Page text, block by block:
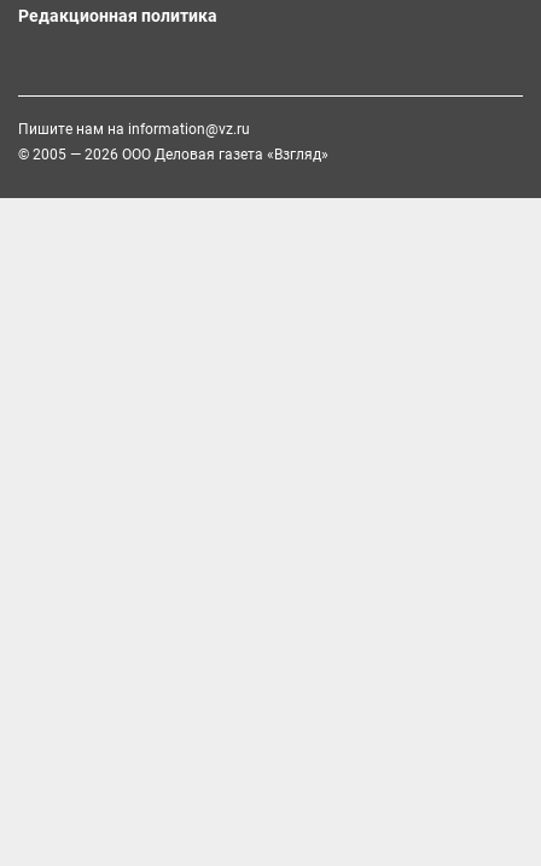
Редакционная политика
Пишите нам на information@vz.ru
© 2005 — 2026 ООО Деловая газета «Взгляд»